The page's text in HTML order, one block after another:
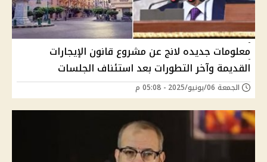
معلومات جديده لانج عن مشروع قانون الإيجارات
القديمة وآخر التطورات بعد استئناف الجلسات
الجمعة 06/يونيو/2025 - 05:08 م